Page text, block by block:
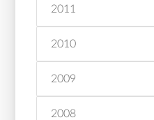
2011
2010
2009
2008